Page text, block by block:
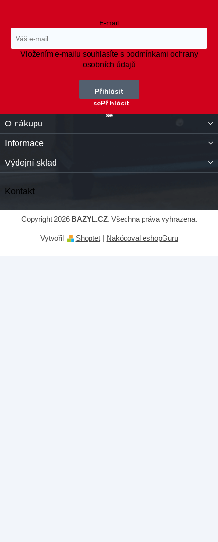
E-mail
Vložením e-mailu souhlasíte s podmínkami ochrany
osobních údajů
Přihlásit
se
O nákupu
Informace
Výdejní sklad
Kontakt
Vytvořil Shoptet | Nakódoval eshopGuru
Copyright 2026 BAZYL.CZ. Všechna práva vyhrazena.